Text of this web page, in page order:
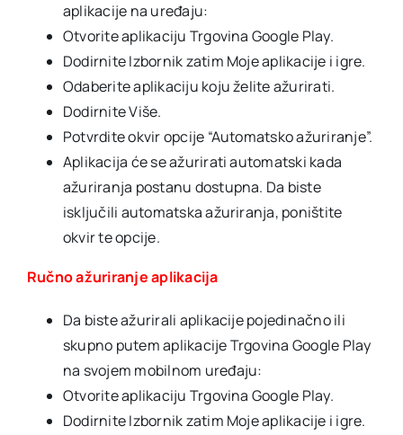
aplikacije na uređaju:
Otvorite aplikaciju Trgovina Google Play.
Dodirnite Izbornik zatim Moje aplikacije i igre.
Odaberite aplikaciju koju želite ažurirati.
Dodirnite Više.
Potvrdite okvir opcije “Automatsko ažuriranje”.
Aplikacija će se ažurirati automatski kada
ažuriranja postanu dostupna. Da biste
isključili automatska ažuriranja, poništite
okvir te opcije.
Ručno ažuriranje aplikacija
Da biste ažurirali aplikacije pojedinačno ili
skupno putem aplikacije Trgovina Google Play
na svojem mobilnom uređaju:
Otvorite aplikaciju Trgovina Google Play.
Dodirnite Izbornik zatim Moje aplikacije i igre.